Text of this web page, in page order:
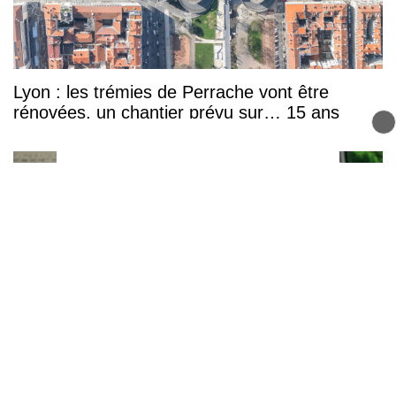
Lyon : les trémies de Perrache vont être
rénovées, un chantier prévu sur… 15 ans